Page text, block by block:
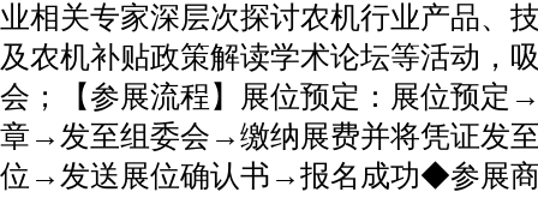
业相关专家深层次探讨农机行业产品、
及农机补贴政策解读学术论坛等活动，
会；【参展流程】展位预定：展位预定
章→发至组委会→缴纳展费并将凭证发
位→发送展位确认书→报名成功◆参展商